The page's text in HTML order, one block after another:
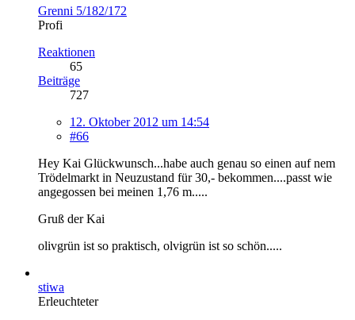
Grenni 5/182/172
Profi
Reaktionen
65
Beiträge
727
12. Oktober 2012 um 14:54
#66
Hey Kai Glückwunsch...habe auch genau so einen auf nem
Trödelmarkt in Neuzustand für 30,- bekommen....passt wie
angegossen bei meinen 1,76 m.....
Gruß der Kai
olivgrün ist so praktisch, olvigrün ist so schön.....
stiwa
Erleuchteter